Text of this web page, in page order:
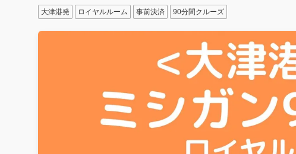
大津港発 ロイヤルルーム 事前決済 90分間クルーズ